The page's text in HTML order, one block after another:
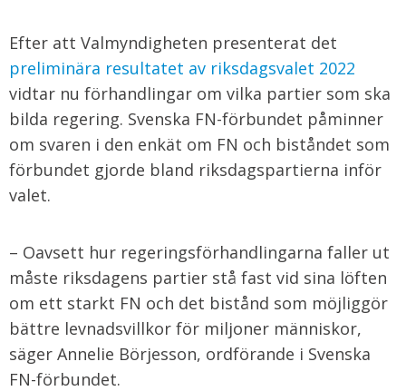
Efter att Valmyndigheten presenterat det
preliminära resultatet av riksdagsvalet 2022
vidtar nu förhandlingar om vilka partier som ska
bilda regering. Svenska FN-förbundet påminner
om svaren i den enkät om FN och biståndet som
förbundet gjorde bland riksdagspartierna inför
valet.
– Oavsett hur regeringsförhandlingarna faller ut
måste riksdagens partier stå fast vid sina löften
om ett starkt FN och det bistånd som möjliggör
bättre levnadsvillkor för miljoner människor,
säger Annelie Börjesson, ordförande i Svenska
FN-förbundet.